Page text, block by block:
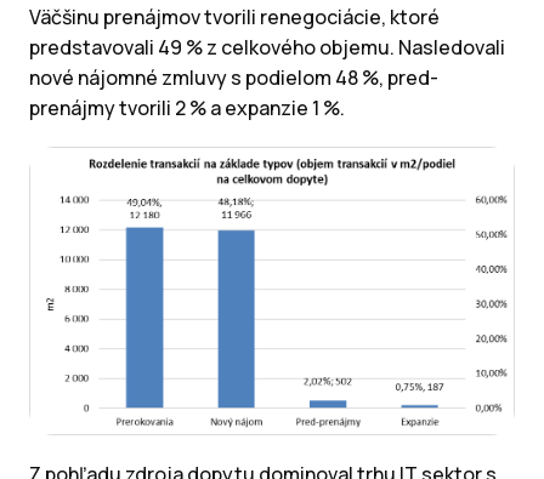
Väčšinu prenájmov tvorili renegociácie, ktoré
predstavovali 49 % z celkového objemu. Nasledovali
nové nájomné zmluvy s podielom 48 %, pred-
prenájmy tvorili 2 % a expanzie 1 %.